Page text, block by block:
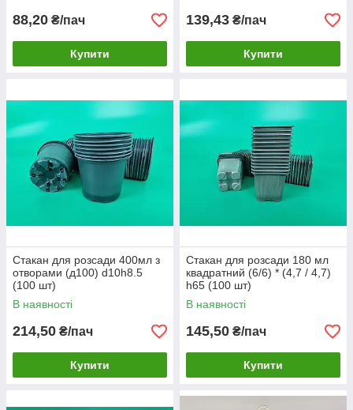
88,20 ₴/пач
Купити
139,43 ₴/пач
Купити
Стакан для розсади 400мл з
отворами (д100) d10h8.5
(100 шт)
В наявності
214,50 ₴/пач
Купити
Стакан для розсади 180 мл
квадратний (6/6) * (4,7 / 4,7)
h65 (100 шт)
В наявності
145,50 ₴/пач
Купити